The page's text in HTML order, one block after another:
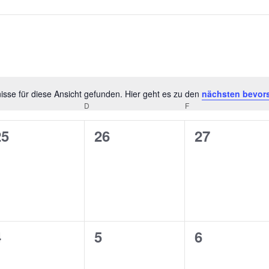
Hinweis
für diese Ansicht gefunden. Hier geht es zu den nächsten
D F
0
26
0
27
0
5
0
6